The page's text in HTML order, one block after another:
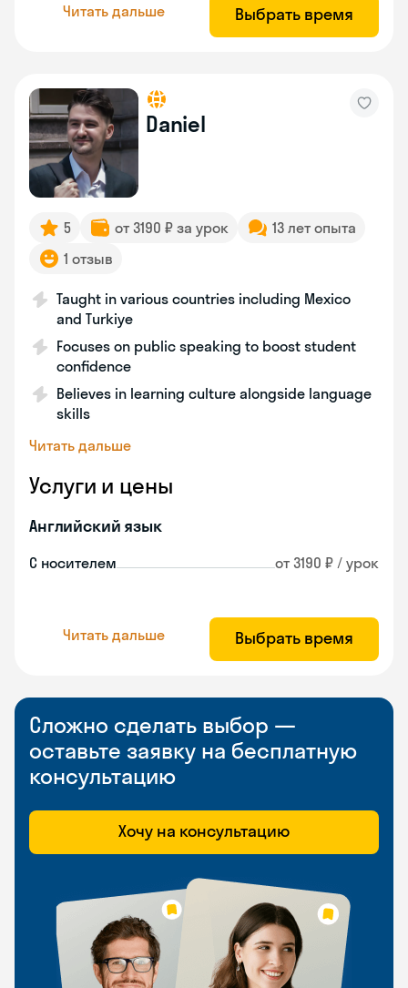
Читать дальше Выбрать время
Daniel
5 от 3190 ₽ за урок
13 лет опыта
1 отзыв
Taught in various countries including Mexico
and Turkiye
Focuses on public speaking to boost student
confidence
Believes in learning culture alongside language
skills
Читать дальше
Услуги и цены
Английский язык
С носителем от 3190 ₽ / урок
Читать дальше Выбрать время
Сложно сделать выбор —
оставьте заявку на бесплатную
консультацию
Хочу на консультацию